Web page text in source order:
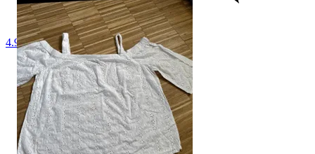
4.9